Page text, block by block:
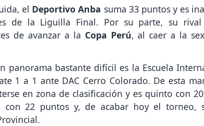
el Deportivo Anba suma 33 puntos y es
de la Liguilla Final. Por su parte, su
de avanzar a la Copa Perú, al caer a la
panorama bastante difícil es la Escuela
1 a 1 ante DAC Cerro Colorado. De esta
en zona de clasificación y es quinto con
con 22 puntos y, de acabar hoy el torneo,